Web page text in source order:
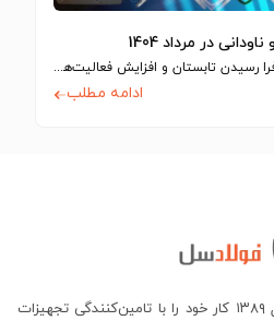
در مرداد 1404
در حالی که انتظار می‌رفت با فرا رسیدن تابستان و افزایش فعالیت‌های ساختمانی، بازار…
ادامه مطلب
هلدینگ پترو سازه ساحل، در سال ۱۳۸۹ کار خود را با تامین‌کنندگی تجهیزات